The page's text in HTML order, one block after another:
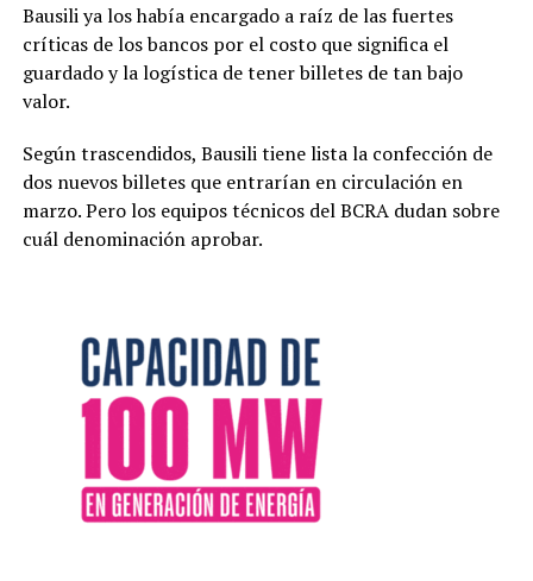
Bausili ya los había encargado a raíz de las fuertes
críticas de los bancos por el costo que significa el
guardado y la logística de tener billetes de tan bajo
valor.
Según trascendidos, Bausili tiene lista la confección de
dos nuevos billetes que entrarían en circulación en
marzo. Pero los equipos técnicos del BCRA dudan sobre
cuál denominación aprobar.